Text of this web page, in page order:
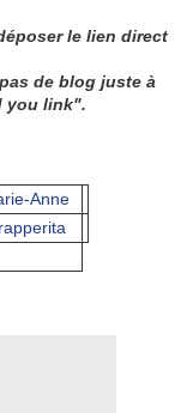
le lien direct
de blog juste à
you link".
Anne